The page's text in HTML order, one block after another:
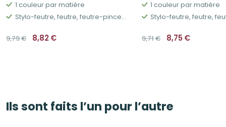
1 couleur par matière
Stylo-feutre, feutre, feutre-pinceau, surligneur, washi tape
9,79€ Le
prix
8,82€
1 couleur par matière
9,71€ Le
prix
8,75 €
Ils sont faits l’un pour l’autre